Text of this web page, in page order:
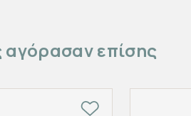
αγόρασαν επίσης